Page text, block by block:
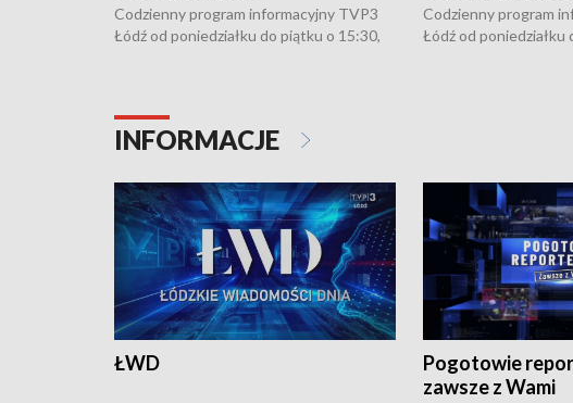
Codzienny program informacyjny TVP3
Łódź od poniedziałku do piątku o 15:30,
Codzienny program
Łódź od poniedziałku
INFORMACJE
ŁWD
Pogotowie
zawsze z Wami